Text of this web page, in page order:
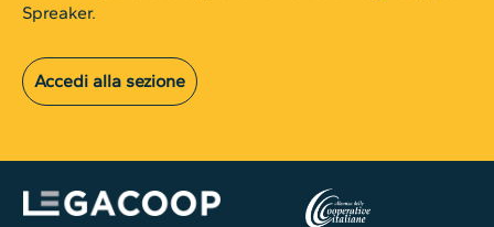
Spreaker.
Accedi alla sezione